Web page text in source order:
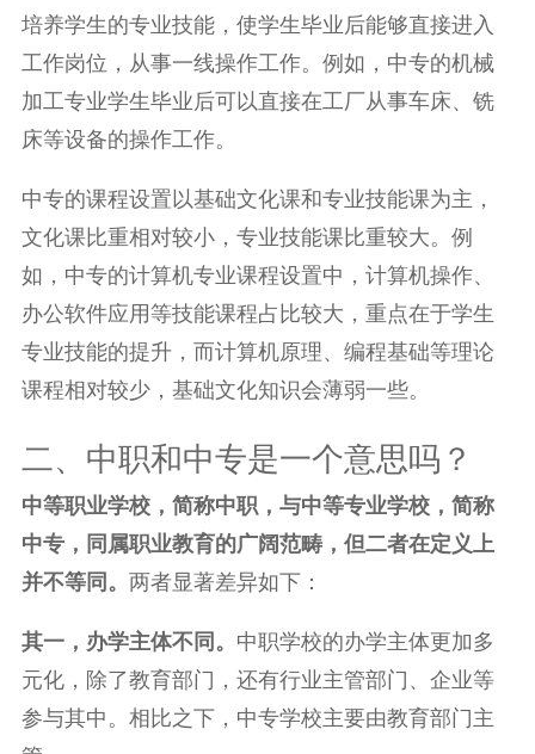
培养学生的专业技能，使学生毕业后能够直接进入
工作岗位，从事一线操作工作。例如，中专的机械
加工专业学生毕业后可以直接在工厂从事车床、铣
床等设备的操作工作。
中专的课程设置以基础文化课和专业技能课为主，
文化课比重相对较小，专业技能课比重较大。例
如，中专的计算机专业课程设置中，计算机操作、
办公软件应用等技能课程占比较大，重点在于学生
专业技能的提升，而计算机原理、编程基础等理论
课程相对较少，基础文化知识会薄弱一些。
二、中职和中专是一个意思吗？
中等职业学校，简称中职，与中等专业学校，简称
中专，同属职业教育的广阔范畴，但二者在定义上
并不等同。 两者显著差异如下：
其一，办学主体不同。 中职学校的办学主体更加多
元化，除了教育部门，还有行业主管部门、企业等
参与其中。相比之下，中专学校主要由教育部门主